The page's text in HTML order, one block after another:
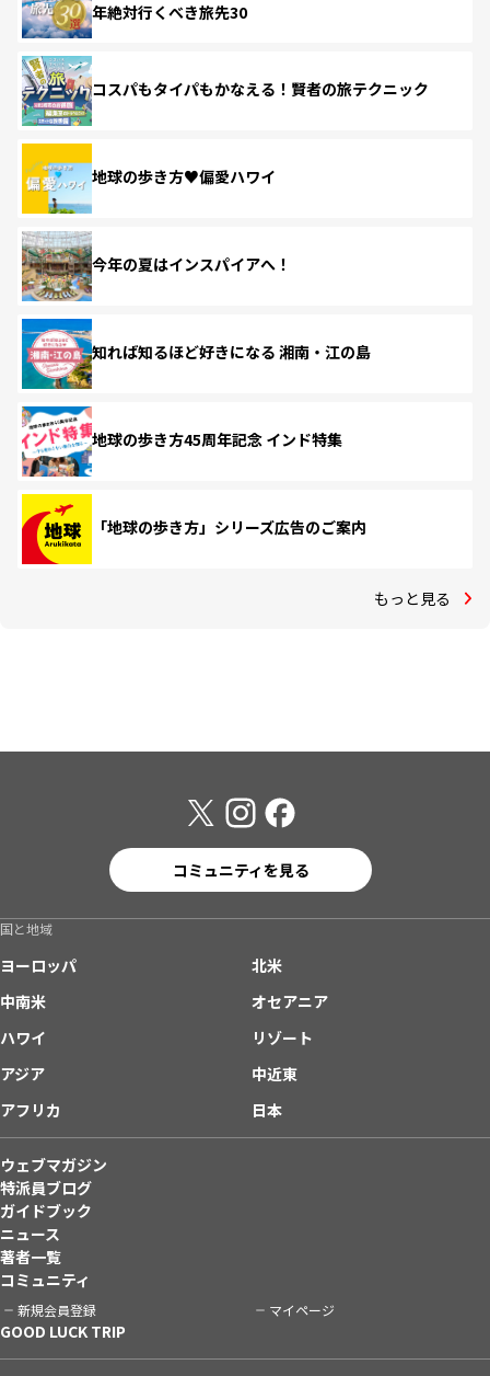
年絶対行くべき旅先30
コスパもタイパもかなえる！賢者の旅テクニック
地球の歩き方♥偏愛ハワイ
今年の夏はインスパイアへ！
知れば知るほど好きになる 湘南・江の島
地球の歩き方45周年記念 インド特集
「地球の歩き方」シリーズ広告のご案内
もっと見る
コミュニティを見る
国と地域
ヨーロッパ
北米
中南米
オセアニア
ハワイ
リゾート
アジア
中近東
アフリカ
日本
ウェブマガジン
特派員ブログ
ガイドブック
ニュース
著者一覧
コミュニティ
新規会員登録 マイページ
GOOD LUCK TRIP